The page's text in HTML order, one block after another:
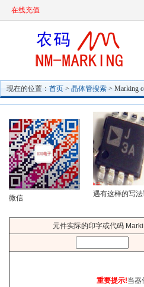
在线充值
现在的位置： 首页 > 晶体管搜索 > Marking
微信 遇有这样的写
元件实际的印字或代码
重要提示!当器